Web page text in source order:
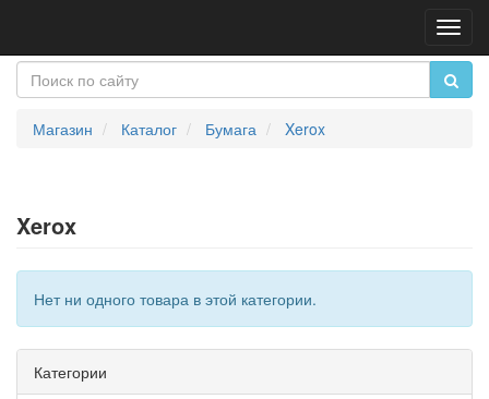
Магазин Каталог Бумага Xerox
Xerox
Нет ни одного товара в этой категории.
Категории